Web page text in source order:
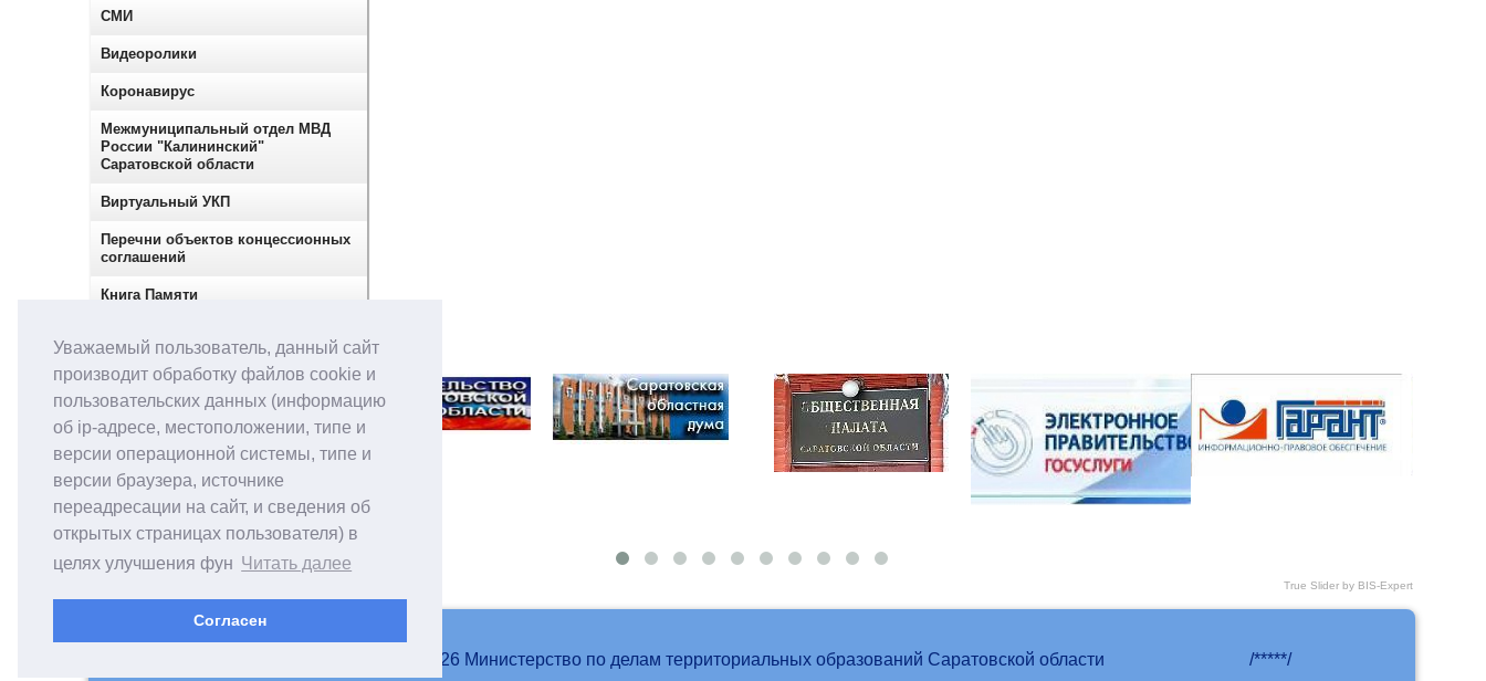
Уважаемый пользователь, данный сайт
производит обработку файлов cookie и
пользовательских данных (информацию
об ip-адресе, местоположении, типе и
версии операционной системы, типе и
версии браузера, источнике
переадресации на сайт, и сведения об
открытых страницах пользователя) в
целях улучшения фун Читать далее
Согласен
СМИ
Видеоролики
Коронавирус
Межмуниципальный отдел МВД
России "Калининский"
Саратовской области
Виртуальный УКП
Перечни объектов концессионных
соглашений
Книга Памяти
закупок
True Slider by BIS-Expert
© 2007-2026 Министерство по делам территориальных образований Саратовской области /*****/